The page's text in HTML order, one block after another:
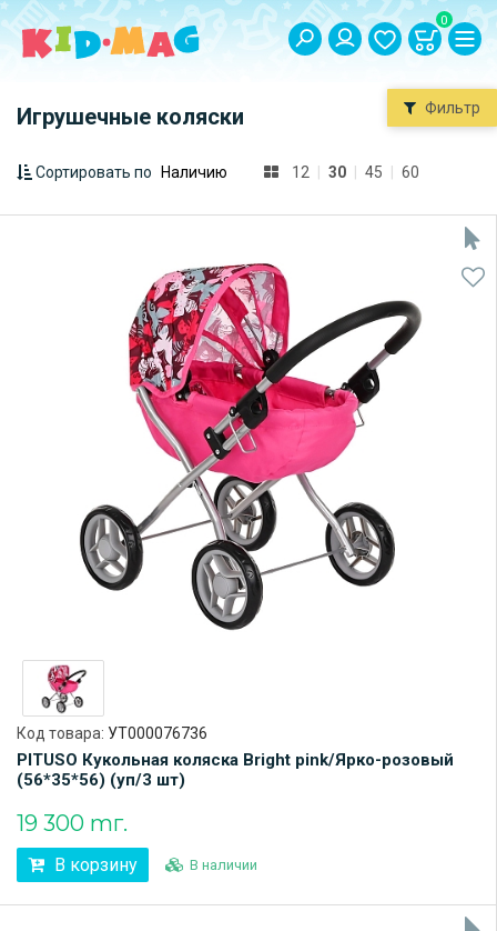
0
Игрушечные коляски
Сортировать по 12 30 45 60
Фильтр
Код товара: УТ000076736
PITUSO Кукольная коляска Bright pink/Ярко-розовый
(56*35*56) (уп/3 шт)
19 300 тг.
В корзину В наличии